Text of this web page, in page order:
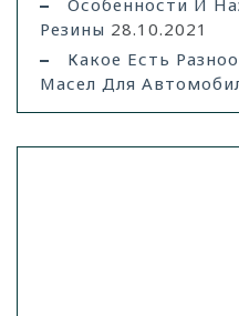
Резины 28.10.2021
Какое Есть
Масел Для